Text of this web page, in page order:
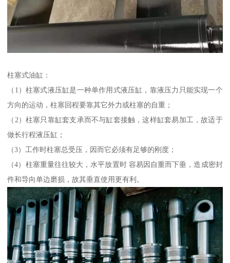
柱塞式油缸：
（1）柱塞式液压缸是一种单作用式液压缸，靠液压力只能实现一个
方向的运动，柱塞回程要靠其它外力或柱塞的自重；
（2）柱塞只靠缸套支承而不与缸套接触，这样缸套易加工，故适于
做长行程液压缸；
（3）工作时柱塞总受压，因而它必须有足够的刚度；
（4）柱塞重量往往较大，水平放置时 容易因自重而下垂，造成密封
件和导向单边磨损，故其垂直使用更有利。